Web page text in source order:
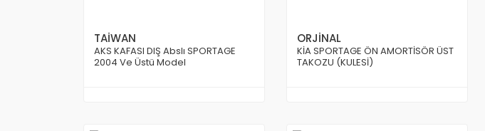
TAİWAN
AKS KAFASI DIŞ Abslı SPORTAGE
2004 Ve Üstü Model
ORJİNAL
KİA SPORTAGE ÖN AMORTİSÖR ÜST
TAKOZU (KULESİ)